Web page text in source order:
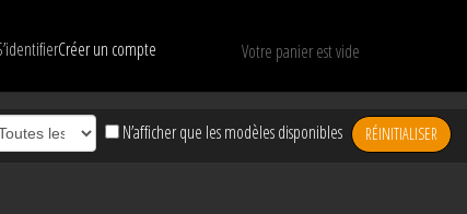
Créer un compte Votre panier est vide
N’afficher que les modèles disponibles RÉINITIALISER